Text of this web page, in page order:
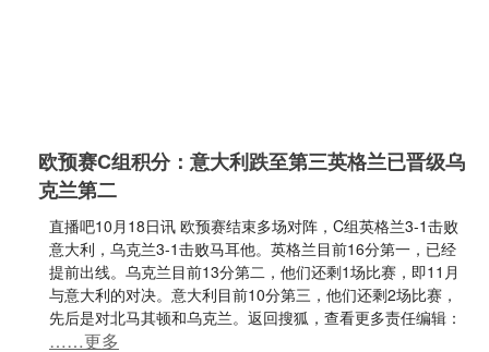
欧预赛C组积分：意大利跌至第三英格兰已晋级乌
克兰第二
直播吧10月18日讯 欧预赛结束多场对阵，C组英格兰3-1击败
意大利，乌克兰3-1击败马耳他。英格兰目前16分第一，已经
提前出线。乌克兰目前13分第二，他们还剩1场比赛，即11月
与意大利的对决。意大利目前10分第三，他们还剩2场比赛，
先后是对北马其顿和乌克兰。返回搜狐，查看更多责任编辑：
……更多